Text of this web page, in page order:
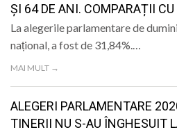
SPECIAL
POLITIC
LIFE
ȘI 64 DE ANI. COMPARAȚII
La alegerile parlamentare de
național, a fost de 31,84%.…
MAI MULT →
ALEGERI PARLAMENTARE
TINERII NU S-AU ÎNGHESUIT